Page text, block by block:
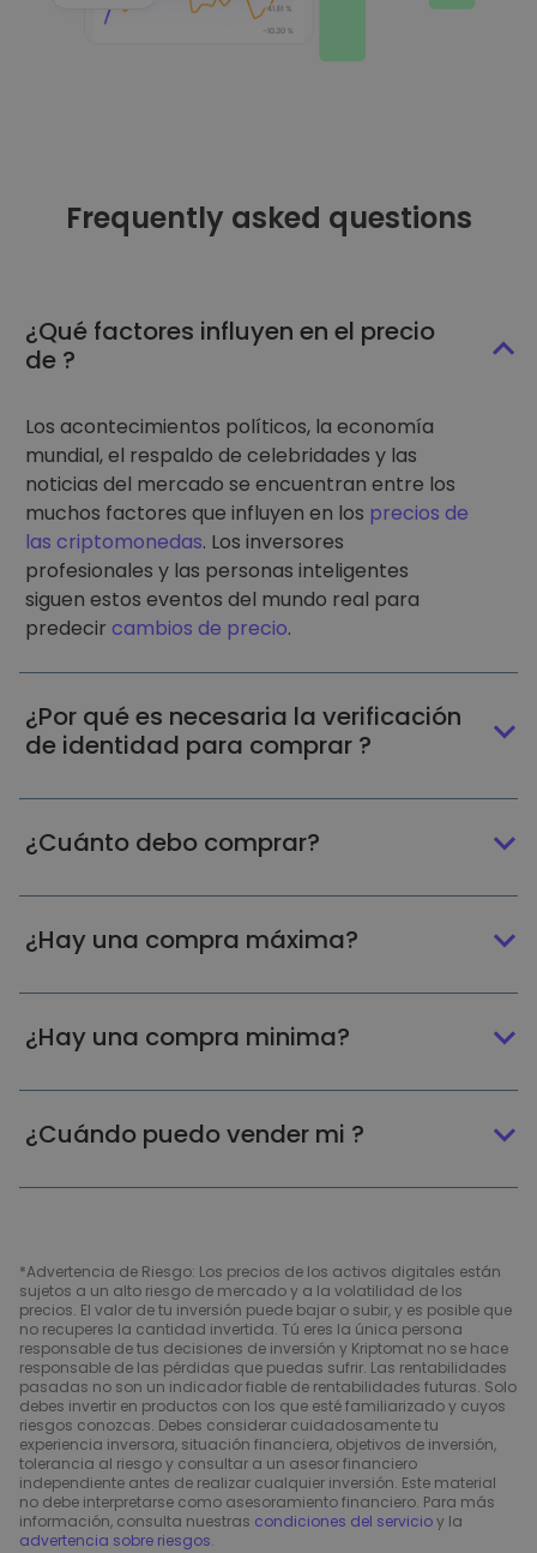
Frequently asked questions
¿Qué factores influyen en el precio
de ?
Los acontecimientos políticos, la economía
mundial, el respaldo de celebridades y las
noticias del mercado se encuentran entre los
muchos factores que influyen en los precios de
las criptomonedas. Los inversores
profesionales y las personas inteligentes
siguen estos eventos del mundo real para
predecir cambios de precio.
¿Por qué es necesaria la verificación
de identidad para comprar ?
¿Cuánto debo comprar?
¿Hay una compra máxima?
¿Hay una compra minima?
¿Cuándo puedo vender mi ?
*Advertencia de Riesgo: Los precios de los activos digitales están
sujetos a un alto riesgo de mercado y a la volatilidad de los
precios. El valor de tu inversión puede bajar o subir, y es posible que
no recuperes la cantidad invertida. Tú eres la única persona
responsable de tus decisiones de inversión y Kriptomat no se hace
responsable de las pérdidas que puedas sufrir. Las rentabilidades
pasadas no son un indicador fiable de rentabilidades futuras. Solo
debes invertir en productos con los que esté familiarizado y cuyos
riesgos conozcas. Debes considerar cuidadosamente tu
experiencia inversora, situación financiera, objetivos de inversión,
tolerancia al riesgo y consultar a un asesor financiero
independiente antes de realizar cualquier inversión. Este material
no debe interpretarse como asesoramiento financiero. Para más
información, consulta nuestras condiciones del servicioy la
advertencia sobre riesgos.